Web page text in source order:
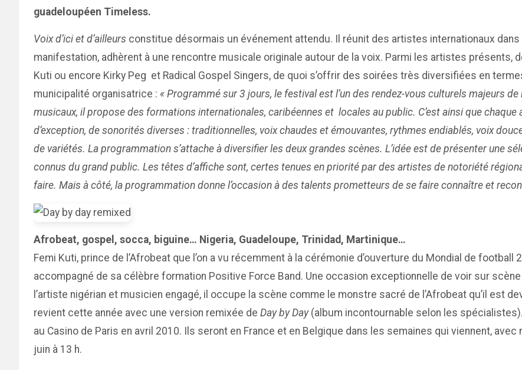
guadeloupéen Timeless.
Voix d’ici et d’ailleurs constitue désormais un événement attendu. Il réunit des artistes internationaux
manifestation, adhèrent à une rencontre musicale originale autour de la voix. Parmi les artistes présents,
Kuti ou encore Kirky Peg et Radical Gospel Singers, de quoi s’offrir des soirées très diversifiées en
municipalité organisatrice : « Programmé sur 3 jours, le festival est l’un des rendez-vous culturels majeurs
musicaux, il propose des formations internationales, caribéennes et locales au public. C’est ainsi que
d’exception, de sonorités diverses : traditionnelles, voix chaudes et émouvantes, rythmes endiablés, voix
de variétés. La programmation s’attache à diversifier les deux grandes scènes. L’idée est de présenter une
connus du grand public. Les têtes d’affiche sont, certes tenues en priorité par des artistes de notoriété
faire. Mais à côté, la programmation donne l’occasion à des talents prometteurs de se faire connaître et
Afrobeat, gospel, socca, biguine… Nigeria, Guadeloupe, Trinidad, Martinique…
Femi Kuti, prince de l’Afrobeat que l’on a vu récemment à la cérémonie d’ouverture du Mondial de
accompagné de sa célèbre formation Positive Force Band. Une occasion exceptionnelle de voir sur
l’artiste nigérian et musicien engagé, il occupe la scène comme le monstre sacré de l’Afrobeat qu’il est
revient cette année avec une version remixée de Day by Day(album incontournable selon les
au Casino de Paris en avril 2010. Ils seront en France et en Belgique dans les semaines qui viennent,
juin à 13 h.